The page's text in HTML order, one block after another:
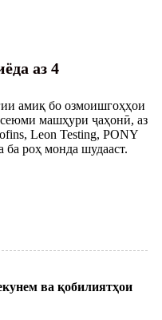
аз 4
амиқ бо озмоишгоҳҳои
машҳури ҷаҳонӣ, аз
Leon Testing, PONY
ба роҳ монда шудааст.
ва қобилиятҳои